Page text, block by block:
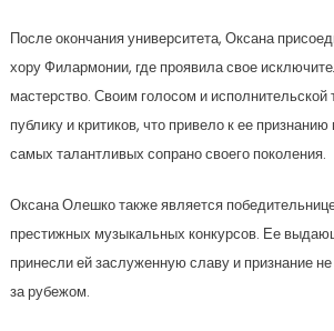
После окончания университета, Оксана
хору Филармонии, где проявила свое
мастерство. Своим голосом и исполнительской
публику и критиков, что привело к ее
самых талантливых сопрано своего поколения.
Оксана Олешко также является
престижных музыкальных конкурсов. Ее
принесли ей заслуженную славу и признание
за рубежом.